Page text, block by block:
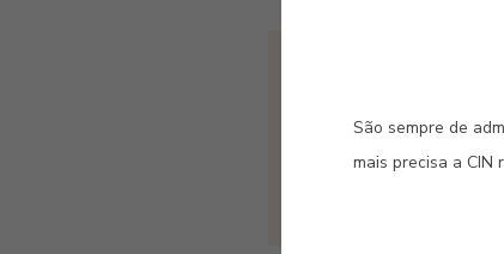
São sempre de
mais precisa a